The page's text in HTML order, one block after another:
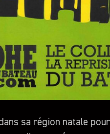
sa région natale